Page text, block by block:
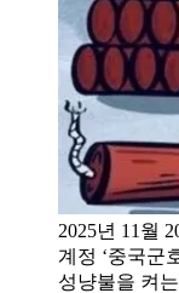
2025년 11월
계정 ‘중국군
성냥불을 켜